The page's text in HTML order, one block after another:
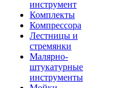
инструмент
Комплекты
Компрессора
Лестницы и
стремянки
Малярно-
штукатурные
инструменты